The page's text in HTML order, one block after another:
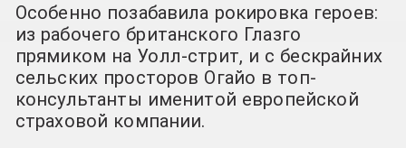
Особенно позабавила рокировка героев:
из рабочего британского Глазго
прямиком на Уолл-стрит, и с бескрайних
сельских просторов Огайо в топ-
консультанты именитой европейской
страховой компании.